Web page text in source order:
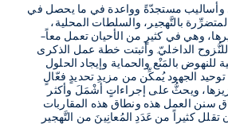
وأساليب مستجدّةً وواعدة في ما يحصل في
بالتَّهجير، والسلطات المحلية،
وهي في كثيرٍ من الأحيان تعمل معاً–
الداخليّ. وأثبتت خطة عمل الذكرى
للنهوض بالمَنْع والحماية وإيجاد الحلول
توحيد الجهود يُمكِّن من مزيدِ تحديدٍ فعّالٍ
ويحثُّ على إجراءاتٍ أشْمَلَ وأكثر
سنن العمل هذه ونطاق هذه المقاربات
كثيراً من عَدَدِ المُعانِينَ من التَّهجير